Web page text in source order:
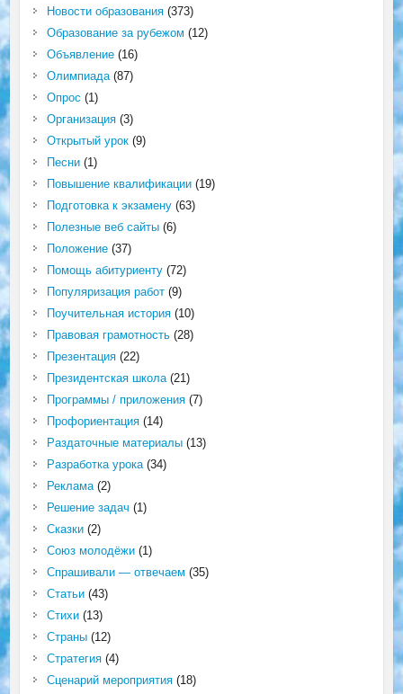
Новости образования(373)
Образование за рубежом (12)
Объявление(16)
Олимпиада(87)
Опрос (1)
Организация(3)
Открытый урок(9)
Песни(1)
Повышение квалификации(19)
Подготовка к экзамену(63)
Полезные веб сайты(6)
Положение(37)
Помощь абитуриенту(72)
Популяризация работ(9)
Поучительная история(10)
Правовая грамотность(28)
Презентация(22)
Президентская школа(21)
Программы / приложения(7)
Профориентация(14)
Раздаточные материалы(13)
Разработка урока(34)
Реклама(2)
Решение задач (1)
Сказки(2)
Союз молодёжи(1)
Спрашивали — отвечаем (35)
Статьи(43)
Стихи(13)
Страны(12)
Стратегия(4)
Сценарий мероприятия(18)